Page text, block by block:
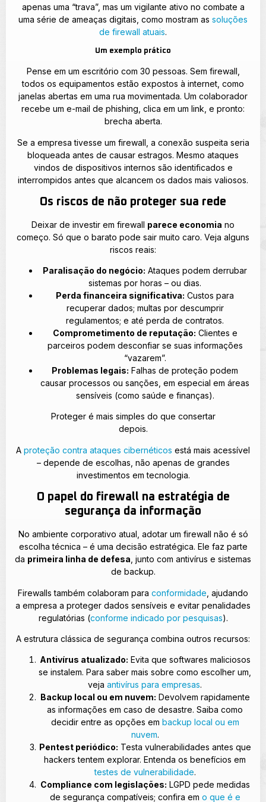
apenas uma “trava”, mas um vigilante ativo no combate a
uma série de ameaças digitais, como mostram as soluções
de firewall atuais.
Um exemplo prático
Pense em um escritório com 30 pessoas. Sem firewall,
todos os equipamentos estão expostos à internet, como
janelas abertas em uma rua movimentada. Um colaborador
recebe um e-mail de phishing, clica em um link, e pronto:
brecha aberta.
Se a empresa tivesse um firewall, a conexão suspeita seria
bloqueada antes de causar estragos. Mesmo ataques
vindos de dispositivos internos são identificados e
interrompidos antes que alcancem os dados mais valiosos.
Os riscos de não proteger sua rede
Deixar de investir em firewall parece economia no
começo. Só que o barato pode sair muito caro. Veja alguns
riscos reais:
Paralisação do negócio: Ataques podem derrubar
sistemas por horas – ou dias.
Perda financeira significativa: Custos para
recuperar dados; multas por descumprir
regulamentos; e até perda de contratos.
Comprometimento de reputação: Clientes e
parceiros podem desconfiar se suas informações
“vazarem”.
Problemas legais: Falhas de proteção podem
causar processos ou sanções, em especial em áreas
sensíveis (como saúde e finanças).
Proteger é mais simples do que consertar
depois.
A proteção contra ataques cibernéticos está mais acessível
– depende de escolhas, não apenas de grandes
investimentos em tecnologia.
O papel do firewall na estratégia de
segurança da informação
No ambiente corporativo atual, adotar um firewall não é só
escolha técnica – é uma decisão estratégica. Ele faz parte
da primeira linha de defesa , junto com antivírus e sistemas
de backup.
Firewalls também colaboram para conformidade , ajudando
a empresa a proteger dados sensíveis e evitar penalidades
regulatórias (conforme indicado por pesquisas).
A estrutura clássica de segurança combina outros recursos:
Antivírus atualizado: Evita que softwares maliciosos
se instalem. Para saber mais sobre como escolher um,
veja antivírus para empresas.
Backup local ou em nuvem: Devolvem rapidamente
as informações em caso de desastre. Saiba como
decidir entre as opções em backup local ou em
nuvem.
Pentest periódico: Testa vulnerabilidades antes que
hackers tentem explorar. Entenda os benefícios em
testes de vulnerabilidade.
Compliance com legislações: LGPD pede medidas
de segurança compatíveis; confira em o que é e